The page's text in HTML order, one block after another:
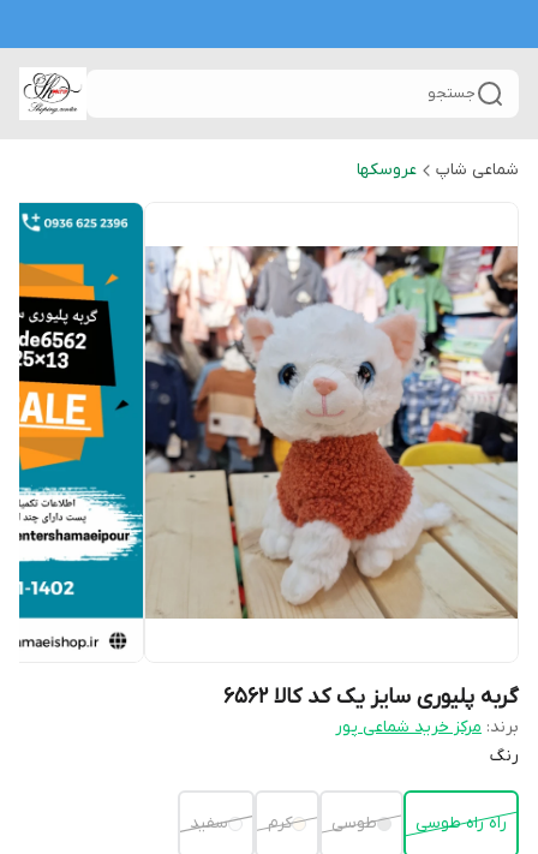
جستجو
شماعی شاپ عروسکها
گربه پلیوری سایز یک کد کالا ۶۵۶۲
برند: مرکز خرید شماعی پور
رنگ
راه راه طوسی طوسی کرم سفید